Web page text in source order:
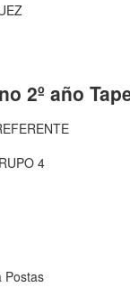
2º año
4
Postas